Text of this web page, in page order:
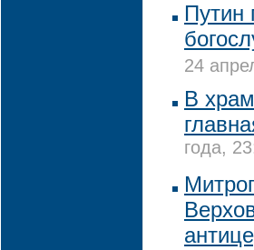
Путин
24
В
года,